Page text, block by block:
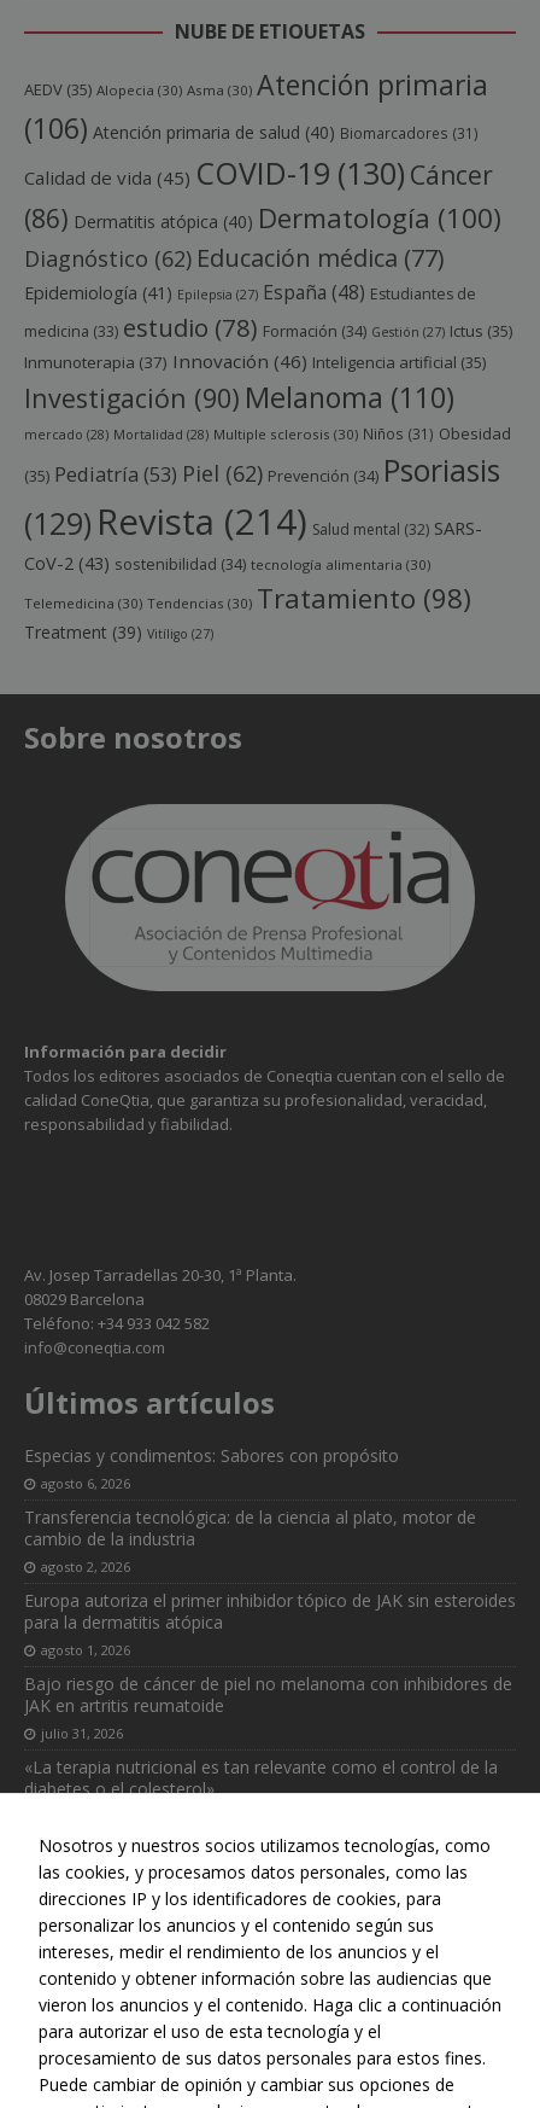
NUBE DE ETIQUETAS
AEDV (35) Alopecia (30) Asma (30) Atención primaria
(106) Atención primaria de salud (40) Biomarcadores (31)
Calidad de vida (45) COVID-19 (130) Cáncer
(86) Dermatitis atópica (40) Dermatología (100)
Diagnóstico (62) Educación médica (77)
Epidemiología (41) Epilepsia (27) España (48) Estudiantes de
medicina (33) estudio (78) Formación (34) Gestión (27) Ictus (35)
Inmunoterapia (37) Innovación (46) Inteligencia artificial (35)
Investigación (90) Melanoma (110)
mercado (28) Mortalidad (28) Multiple sclerosis (30) Niños (31) Obesidad
(35) Pediatría (53) Piel (62) Prevención (34) Psoriasis
(129) Revista (214) Salud mental (32) SARS-
CoV-2 (43) sostenibilidad (34) tecnología alimentaria (30)
Telemedicina (30) Tendencias (30) Tratamiento (98)
Treatment (39) Vitíligo (27)
Sobre nosotros
Información para decidir
Todos los editores asociados de Coneqtia cuentan con el sello de
calidad ConeQtia, que garantiza su profesionalidad, veracidad,
responsabilidad y fiabilidad.
Av. Josep Tarradellas 20-30, 1ª Planta.
08029 Barcelona
Teléfono: +34 933 042 582
info@coneqtia.com
Últimos artículos
Especias y condimentos: Sabores con propósito
agosto 6, 2026
Transferencia tecnológica: de la ciencia al plato, motor de
cambio de la industria
agosto 2, 2026
Europa autoriza el primer inhibidor tópico de JAK sin esteroides
para la dermatitis atópica
agosto 1, 2026
Bajo riesgo de cáncer de piel no melanoma con inhibidores de
JAK en artritis reumatoide
julio 31, 2026
«La terapia nutricional es tan relevante como el control de la
diabetes o el colesterol»
Web realizada con el patrocinio del Centro Español de Derechos
Reprográficos
Nosotros y nuestros socios utilizamos tecnologías, como
las cookies, y procesamos datos personales, como las
direcciones IP y los identificadores de cookies, para
personalizar los anuncios y el contenido según sus
intereses, medir el rendimiento de los anuncios y el
contenido y obtener información sobre las audiencias que
vieron los anuncios y el contenido. Haga clic a continuación
para autorizar el uso de esta tecnología y el
procesamiento de sus datos personales para estos fines.
Puede cambiar de opinión y cambiar sus opciones de
cookies no
opcionales.
Son
funcione la
web.
Estadísticas
mejorar la
base a cómo
se usa la web.